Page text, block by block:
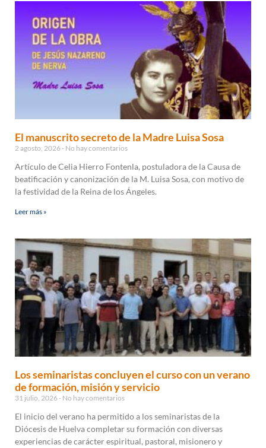
El manuscrito secreto de la Madre Luisa Sosa
2 agosto, 2026 No hay comentarios
Artículo de Celia Hierro Fontenla, postuladora de la Causa de
beatificación y canonización de la M. Luisa Sosa, con motivo de
la festividad de la Reina de los Ángeles.
Leer más »
Los seminaristas concluyen el curso con un verano
de formación, misión y servicio
31 julio, 2026 No hay comentarios
El inicio del verano ha permitido a los seminaristas de la
Diócesis de Huelva completar su formación con diversas
experiencias de carácter espiritual, pastoral, misionero y